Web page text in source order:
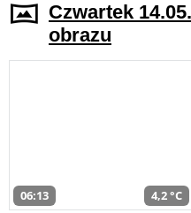
Czwartek
obrazu
06:13 4,2 °C